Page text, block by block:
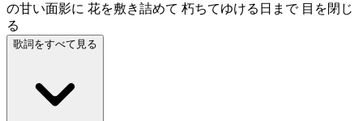
の甘い面影に 花を敷き詰めて 朽ちてゆける日まで 目を閉じ
る
歌詞をすべて見る